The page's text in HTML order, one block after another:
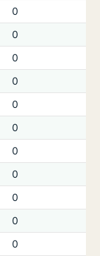
0
0
0
0
0
0
0
0
0
0
0